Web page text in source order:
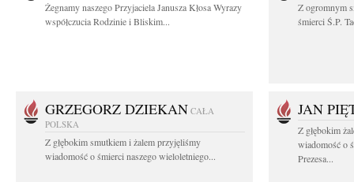
Żegnamy naszego Przyjaciela Janusza Kłosa Wyrazy
współczucia Rodzinie i Bliskim...
Z ogromnym
śmierci Ś.P.
GRZEGORZ DZIEKAN CAŁA
POLSKA
Z głębokim smutkiem i żalem przyjęliśmy
wiadomość o śmierci naszego wieloletniego...
JAN
Z głębokim
wiadomość o
Prezesa...